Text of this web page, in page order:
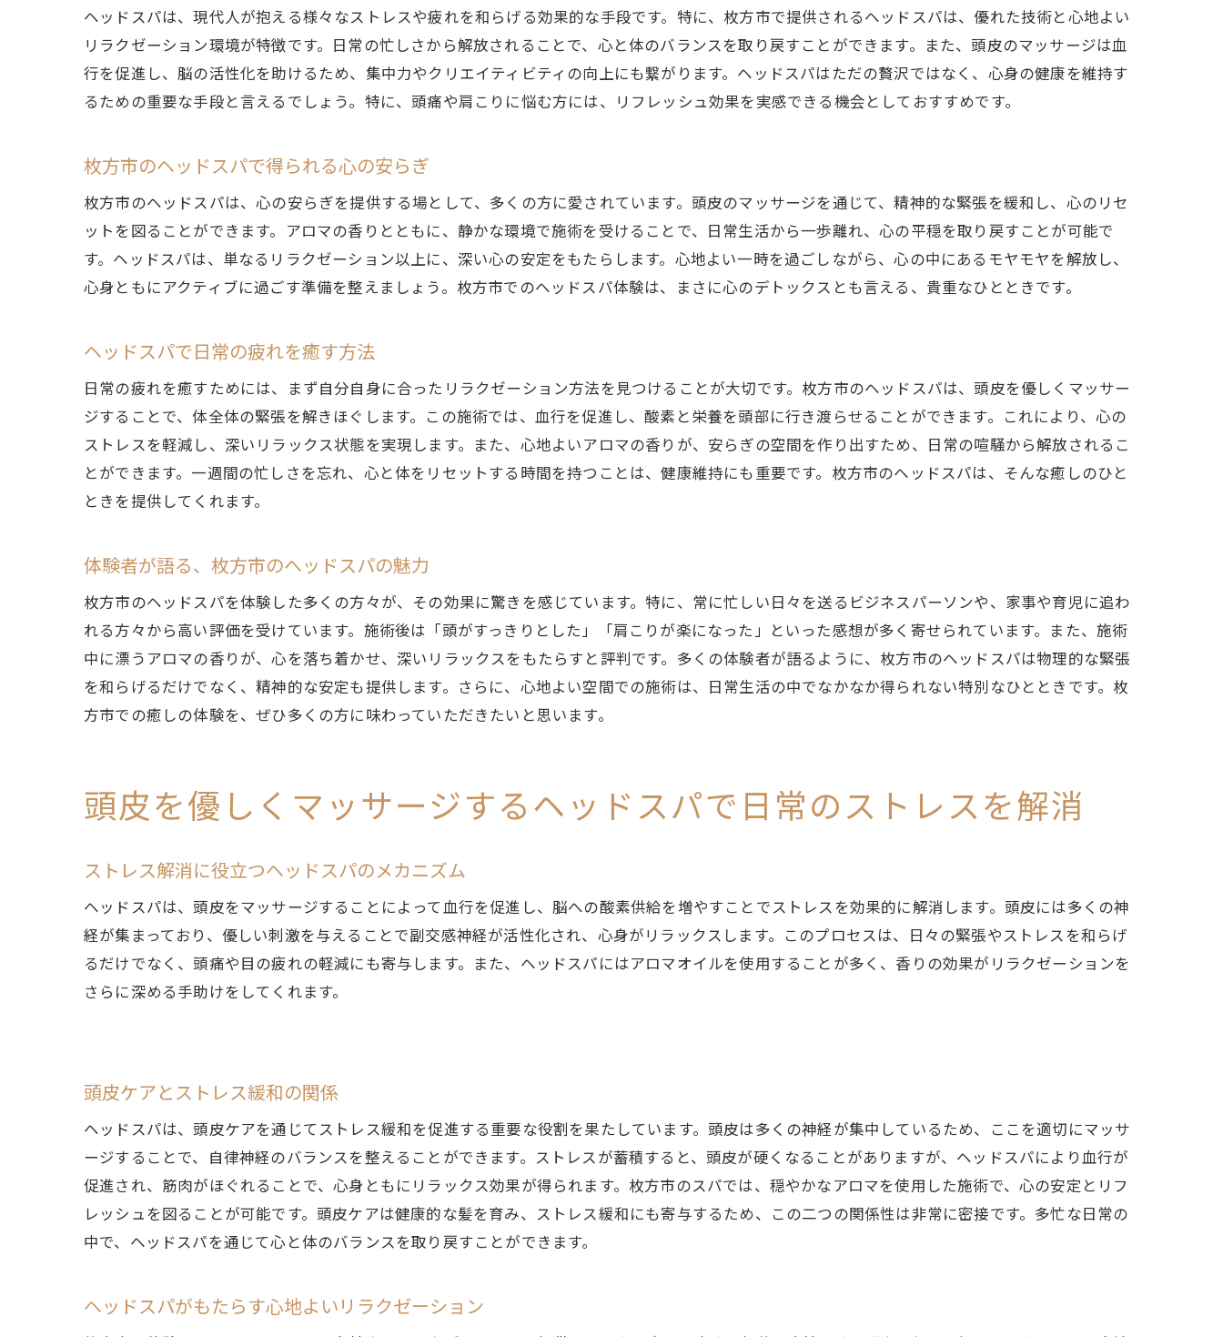
肩こり解消におすすめのヘッドスパテクニック
頭の重さを軽減するための施術方法
枚方市でのヘッドスパの成功事例
心地よいヘッドスパで肩こりを和らげる
枚方市でリフレッシュするためのヒント
枚方市で心地よいヘッドスパを体験忙しい日常に贅沢なひととき
忙しい現代人にヘッドスパが必要な理由
枚方市のヘッドスパで贅沢な時間を過ごす
日常から離れる贅沢なスパ体験の魅力
日常の疲れを癒す贅沢なスパタイム
深いリラクゼーションを提供する枚方市のヘッドスパの魅力
深いリラクゼーションをもたらす施術の秘密
枚方市で得られる唯一無二のリラクゼーション
枚方市のスパで心身をリセットする
内側からリラックス枚方市で体験する上質なヘッドスパ
内側からのリラクゼーションを提供する理由
上質なヘッドスパが持つ内面的な効果
枚方市の上質なヘッドスパ体験談
枚方市で心身のバランスを取り戻すヘッドスパのすすめ
心身のバランスを整えるヘッドスパの役割
枚方市で心身の健康を保つためのスパ利用
バランスの取れた生活にヘッドスパが必要な理由
ヘッドスパは、現代人が抱える様々なストレスや疲れを和らげる効果的な手段です。特に、枚方市で提供されるヘッドスパは、優れた技術と心地よい
リラクゼーション環境が特徴です。日常の忙しさから解放されることで、心と体のバランスを取り戻すことができます。また、頭皮のマッサージは血
行を促進し、脳の活性化を助けるため、集中力やクリエイティビティの向上にも繋がります。ヘッドスパはただの贅沢ではなく、心身の健康を維持す
るための重要な手段と言えるでしょう。特に、頭痛や肩こりに悩む方には、リフレッシュ効果を実感できる機会としておすすめです。
枚方市のヘッドスパで得られる心の安らぎ
枚方市のヘッドスパは、心の安らぎを提供する場として、多くの方に愛されています。頭皮のマッサージを通じて、精神的な緊張を緩和し、心のリセ
ットを図ることができます。アロマの香りとともに、静かな環境で施術を受けることで、日常生活から一歩離れ、心の平穏を取り戻すことが可能で
す。ヘッドスパは、単なるリラクゼーション以上に、深い心の安定をもたらします。心地よい一時を過ごしながら、心の中にあるモヤモヤを解放し、
心身ともにアクティブに過ごす準備を整えましょう。枚方市でのヘッドスパ体験は、まさに心のデトックスとも言える、貴重なひとときです。
ヘッドスパで日常の疲れを癒す方法
日常の疲れを癒すためには、まず自分自身に合ったリラクゼーション方法を見つけることが大切です。枚方市のヘッドスパは、頭皮を優しくマッサー
ジすることで、体全体の緊張を解きほぐします。この施術では、血行を促進し、酸素と栄養を頭部に行き渡らせることができます。これにより、心の
ストレスを軽減し、深いリラックス状態を実現します。また、心地よいアロマの香りが、安らぎの空間を作り出すため、日常の喧騒から解放されるこ
とができます。一週間の忙しさを忘れ、心と体をリセットする時間を持つことは、健康維持にも重要です。枚方市のヘッドスパは、そんな癒しのひと
ときを提供してくれます。
体験者が語る、枚方市のヘッドスパの魅力
枚方市のヘッドスパを体験した多くの方々が、その効果に驚きを感じています。特に、常に忙しい日々を送るビジネスパーソンや、家事や育児に追わ
れる方々から高い評価を受けています。施術後は「頭がすっきりとした」「肩こりが楽になった」といった感想が多く寄せられています。また、施術
中に漂うアロマの香りが、心を落ち着かせ、深いリラックスをもたらすと評判です。多くの体験者が語るように、枚方市のヘッドスパは物理的な緊張
を和らげるだけでなく、精神的な安定も提供します。さらに、心地よい空間での施術は、日常生活の中でなかなか得られない特別なひとときです。枚
方市での癒しの体験を、ぜひ多くの方に味わっていただきたいと思います。
頭皮を優しくマッサージするヘッドスパで日常のストレスを解消
ストレス解消に役立つヘッドスパのメカニズム
ヘッドスパは、頭皮をマッサージすることによって血行を促進し、脳への酸素供給を増やすことでストレスを効果的に解消します。頭皮には多くの神
経が集まっており、優しい刺激を与えることで副交感神経が活性化され、心身がリラックスします。このプロセスは、日々の緊張やストレスを和らげ
るだけでなく、頭痛や目の疲れの軽減にも寄与します。また、ヘッドスパにはアロマオイルを使用することが多く、香りの効果がリラクゼーションを
さらに深める手助けをしてくれます。
頭皮ケアとストレス緩和の関係
ヘッドスパは、頭皮ケアを通じてストレス緩和を促進する重要な役割を果たしています。頭皮は多くの神経が集中しているため、ここを適切にマッサ
ージすることで、自律神経のバランスを整えることができます。ストレスが蓄積すると、頭皮が硬くなることがありますが、ヘッドスパにより血行が
促進され、筋肉がほぐれることで、心身ともにリラックス効果が得られます。枚方市のスパでは、穏やかなアロマを使用した施術で、心の安定とリフ
レッシュを図ることが可能です。頭皮ケアは健康的な髪を育み、ストレス緩和にも寄与するため、この二つの関係性は非常に密接です。多忙な日常の
中で、ヘッドスパを通じて心と体のバランスを取り戻すことができます。
ヘッドスパがもたらす心地よいリラクゼーション